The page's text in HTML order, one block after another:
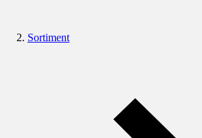
Sortiment